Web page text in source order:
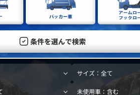
条件を選んで検索